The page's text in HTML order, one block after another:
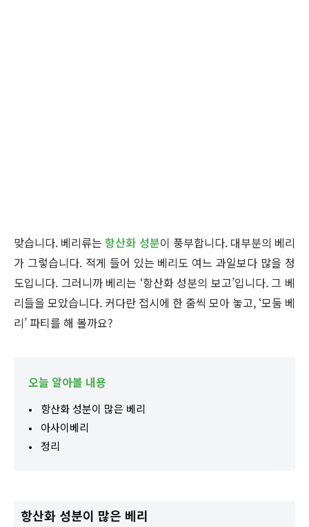
맞습니다. 베리류는항산화 성분이 풍부합니다. 대부분의 베리
가 그렇습니다. 적게 들어 있는 베리도 여느 과일보다 많을 정
도입니다. 그러니까 베리는 ‘항산화 성분의 보고’입니다. 그 베
리들을 모았습니다. 커다란 접시에 한 줌씩 모아 놓고, ‘모둠 베
리’ 파티를 해 볼까요?
오늘 알아볼 내용
항산화 성분이 많은 베리
아사이베리
정리
항산화 성분이 많은 베리